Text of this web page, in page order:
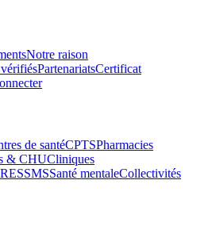
Notre raison
PartenariatsCertificat
de santéCPTSPharmacies
& CHUCliniques
ESSMSSanté mentaleCollectivités